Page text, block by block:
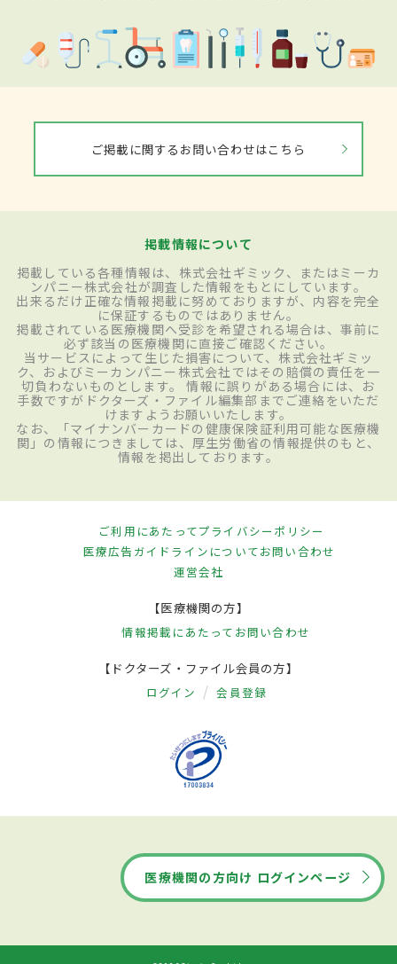
ご掲載に関するお問い合わせはこちら
掲載情報について
掲載している各種情報は、株式会社ギミック、またはミーカ
ンパニー株式会社が調査した情報をもとにしています。
出来るだけ正確な情報掲載に努めておりますが、内容を完全
に保証するものではありません。
掲載されている医療機関へ受診を希望される場合は、事前に
必ず該当の医療機関に直接ご確認ください。
当サービスによって生じた損害について、株式会社ギミッ
ク、およびミーカンパニー株式会社ではその賠償の責任を一
切負わないものとします。 情報に誤りがある場合には、お
手数ですがドクターズ・ファイル編集部までご連絡をいただ
けますようお願いいたします。
なお、「マイナンバーカードの健康保険証利用可能な医療機
関」の情報につきましては、厚生労働省の情報提供のもと、
情報を掲出しております。
ご利用にあたってプライバシーポリシー
医療広告ガイドラインについてお問い合わせ
運営会社
【医療機関の方】
情報掲載にあたって お問い合わせ
【ドクターズ・ファイル会員の方】
ログイン 会員登録
医療機関の方向け ログインページ